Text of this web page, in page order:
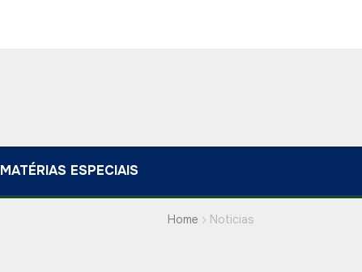
MATÉRIAS ESPECIAIS
Home Noticias